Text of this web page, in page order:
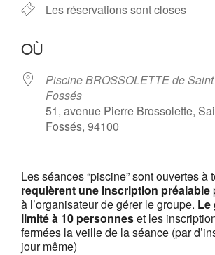
Les réservations sont closes
OÙ
Piscine BROSSOLETTE de
Fossés
51, avenue Pierre Brossolette,
Fossés, 94100
Les séances “piscine” sont ouvertes à
requièrent une inscription préalable
à l’organisateur de gérer le groupe. Le
limité à 10 personneset les
fermées la veille de la séance (par
jour même)